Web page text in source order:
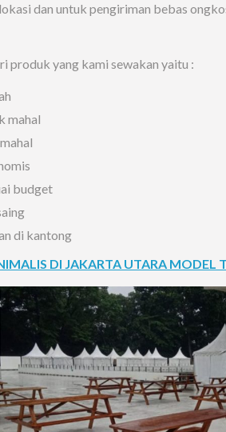
dan untuk pengiriman bebas
produk yang kami sewakan yaitu :
mahal
budget
di kantong
DI JAKARTA UTARA MODEL